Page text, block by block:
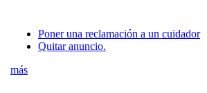
Poner una reclamación a un cuidador
Quitar anuncio.
más